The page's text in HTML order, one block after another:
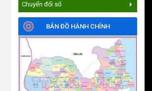
Chuyển đổi số
BẢN ĐỒ HÀNH CHÍNH